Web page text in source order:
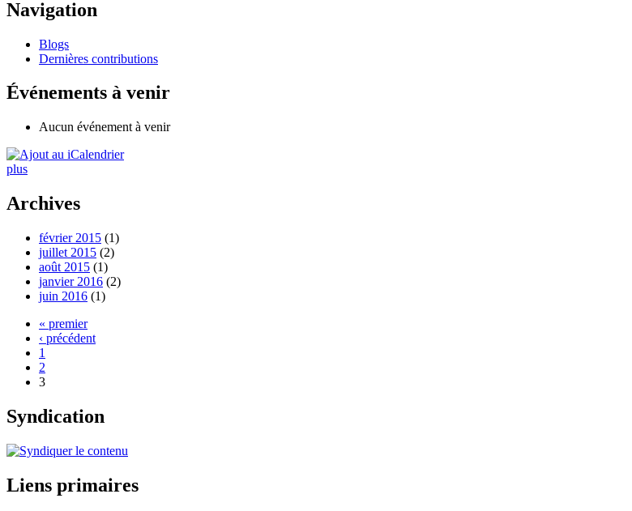
Navigation
Blogs
Dernières contributions
Événements à venir
Aucun événement à venir
plus
Archives
février 2015 (1)
juillet 2015 (2)
août 2015 (1)
janvier 2016 (2)
juin 2016 (1)
« premier
‹ précédent
1
2
3
Syndication
Liens primaires